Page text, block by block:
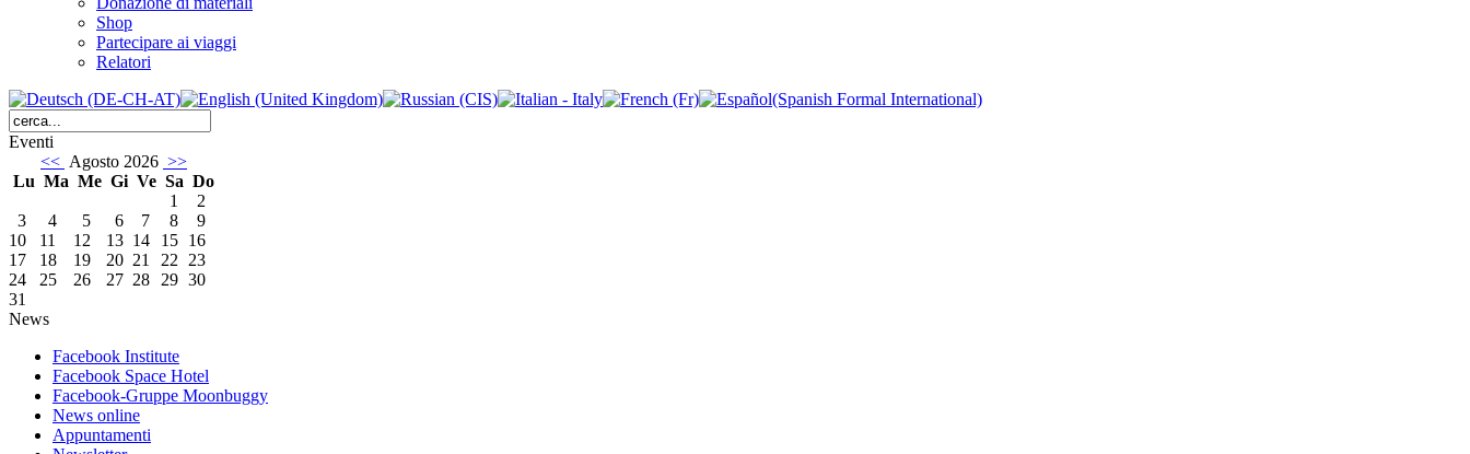
Shop
Partecipare ai viaggi
Relatori
Eventi
<< Agosto 2026 >>
Lu Ma Me Gi Ve Sa Do
1
2
3
4 5 6 7 8
9
10
11 12 13 14 15 16
17
18 19 20 21 22 23
24
25 26 27 28 29 30
31
News
Facebook Institute
Facebook Space Hotel
Facebook-Gruppe Moonbuggy
News online
Appuntamenti